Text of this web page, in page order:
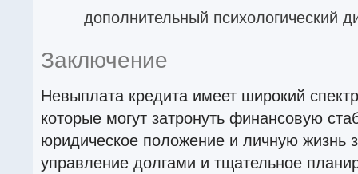
дополнительный психологический
Заключение
Невыплата кредита имеет широкий
которые могут затронуть финансовую
юридическое положение и личную жизнь
управление долгами и тщательное